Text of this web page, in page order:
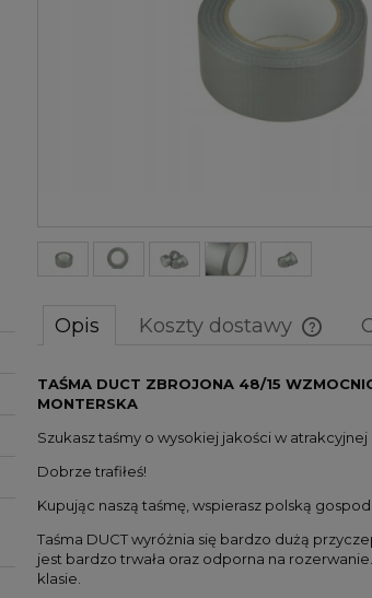
Opis Koszty dostawy
Cena
TAŚMA DUCT ZBROJONA 48/15
MONTERSKA
Szukasz taśmy o wysokiej jakości w atrakcyjnej
Dobrze trafiłeś!
Kupując naszą taśmę, wspierasz polską
Taśma DUCT wyróżnia się bardzo dużą
jest bardzo trwała oraz odporna na
klasie.